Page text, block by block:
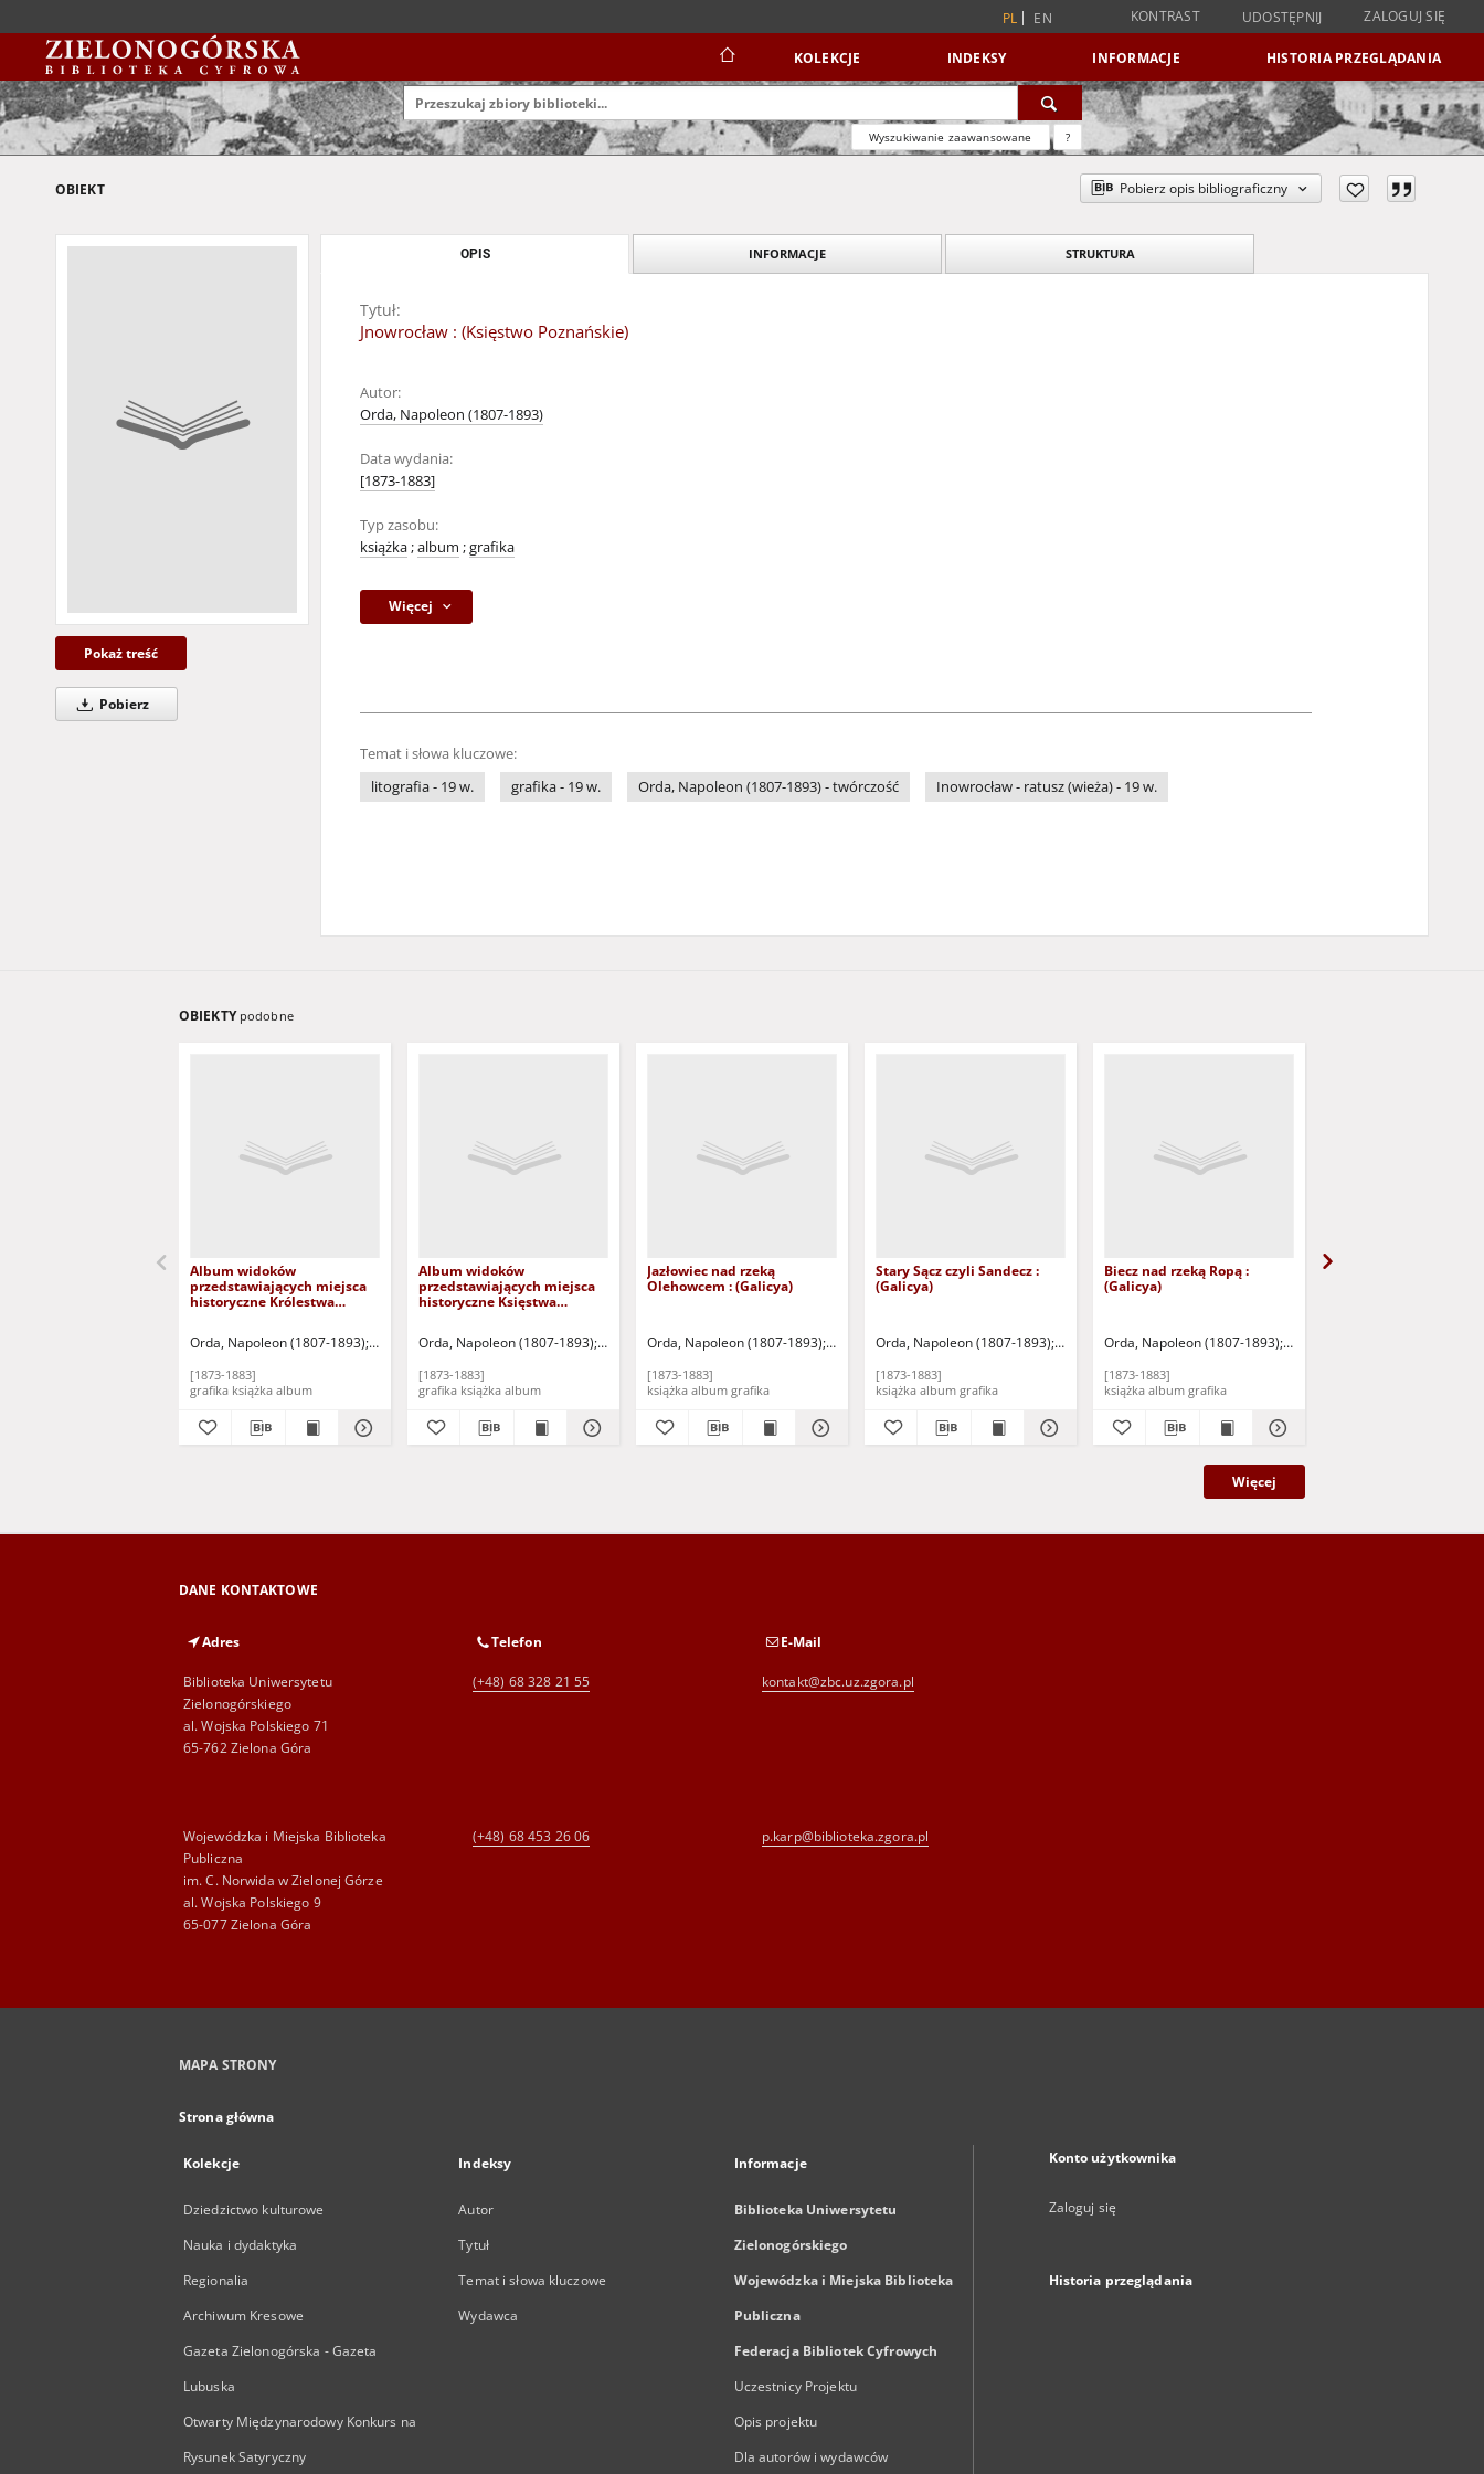
PL EN KONTRAST UDOSTĘPNIJ ZALOGUJ SIĘ
KOLEKCJE INDEKSY INFORMACJE HISTORIA PRZEGLĄDANIA
Wyszukiwanie zaawansowane ?
OBIEKT Pobierz opis bibliograficzny
Pokaż treść
Pobierz
OPIS INFORMACJE STRUKTURA
Tytuł:
Jnowrocław : (Księstwo Poznańskie)
Autor:
Orda, Napoleon (1807-1893)
Data wydania:
[1873-1883]
Typ zasobu:
książka;album ;grafika
Więcej
Temat i słowa kluczowe:
litografia - 19 w.
grafika - 19 w. Orda, Napoleon (1807-1893) - twórczość Inowrocław - ratusz (wieża) - 19 w.
OBIEKTY podobne
Album widoków
przedstawiających miejsca
historyczne Królestwa
Orda, Napoleon (1807-1893) Warszawa: Zakład Litograficzny M. Fajansa
[1873-1883]
grafika książka album
Album widoków
przedstawiających miejsca
historyczne Księstwa
Orda, Napoleon (1807-1893) Warszawa: Zakład Litograficzny M. Fajansa
[1873-1883]
grafika książka album
Jazłowiec nad rzeką
Olehowcem : (Galicya)
Orda, Napoleon (1807-1893) Warszawa: Zakład Litograficzny M. Fajansa
[1873-1883]
książka album grafika
Stary Sącz czyli Sandecz :
(Galicya)
Orda, Napoleon (1807-1893) Warszawa: Zakład Litograficzny M. Fajansa
[1873-1883]
książka album grafika
Biecz nad rzeką Ropą :
(Galicya)
Orda, Napoleon (1807-1893) Warszawa: Zakład
[1873-1883]
książka album grafika
Więcej
DANE KONTAKTOWE
Adres
Biblioteka Uniwersytetu
Zielonogórskiego
al. Wojska Polskiego 71
65-762 Zielona Góra
Telefon
(+48) 68 328 21 55
E-Mail
kontakt@zbc.uz.zgora.pl
Wojewódzka i Miejska Biblioteka
Publiczna
im. C. Norwida w Zielonej Górze
al. Wojska Polskiego 9
65-077 Zielona Góra
(+48) 68 453 26 06 p.karp@biblioteka.zgora.pl
MAPA STRONY
Strona główna
Kolekcje
Dziedzictwo kulturowe
Nauka i dydaktyka
Regionalia
Archiwum Kresowe
Gazeta Zielonogórska - Gazeta
Lubuska
Otwarty Międzynarodowy Konkurs na
Rysunek Satyryczny
Indeksy
Autor
Tytuł
Temat i słowa kluczowe
Wydawca
Informacje
Biblioteka Uniwersytetu
Zielonogórskiego
Wojewódzka i Miejska Biblioteka
Publiczna
Federacja Bibliotek Cyfrowych
Uczestnicy Projektu
Opis projektu
Dla autorów i wydawców
Konto użytkownika
Zaloguj się
Historia przeglądania